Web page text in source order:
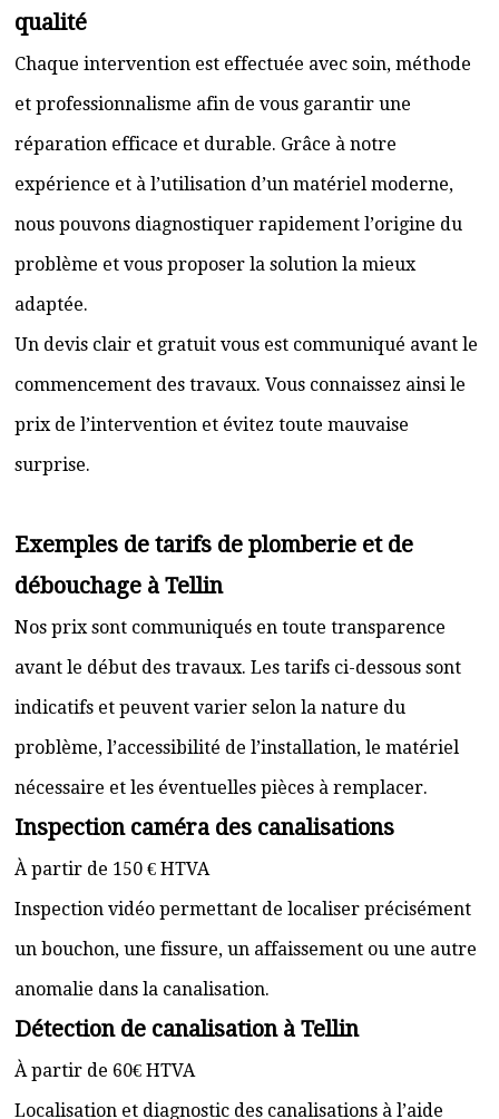
qualité
Chaque intervention est effectuée avec soin, méthode
et professionnalisme afin de vous garantir une
réparation efficace et durable. Grâce à notre
expérience et à l’utilisation d’un matériel moderne,
nous pouvons diagnostiquer rapidement l’origine du
problème et vous proposer la solution la mieux
adaptée.
Un devis clair et gratuit vous est communiqué avant le
commencement des travaux. Vous connaissez ainsi le
prix de l’intervention et évitez toute mauvaise
surprise.
Exemples de tarifs de plomberie et de
débouchage à Tellin
Nos prix sont communiqués en toute transparence
avant le début des travaux. Les tarifs ci-dessous sont
indicatifs et peuvent varier selon la nature du
problème, l’accessibilité de l’installation, le matériel
nécessaire et les éventuelles pièces à remplacer.
Inspection caméra des canalisations
À partir de 150 € HTVA
Inspection vidéo permettant de localiser précisément
un bouchon, une fissure, un affaissement ou une autre
anomalie dans la canalisation.
Détection de canalisation à Tellin
À partir de 60€ HTVA
Localisation et diagnostic des canalisations à l’aide